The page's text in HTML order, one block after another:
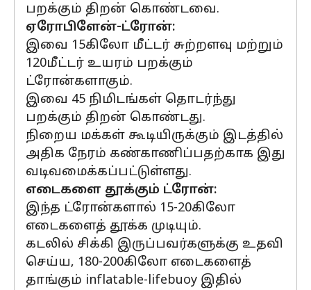
பறக்கும் திறன் கொண்டவை.
ஏரோபிளேன்-ட்ரோன்:
இவை 15கிலோ மீட்டர் சுற்றளவு மற்றும்
120மீட்டர் உயரம் பறக்கும்
ட்ரோன்களாகும்.
இவை 45 நிமிடங்கள் தொடர்ந்து
பறக்கும் திறன் கொண்டது.
நிறைய மக்கள் கூடியிருக்கும் இடத்தில்
அதிக நேரம் கண்காணிப்பதற்காக இது
வடிவமைக்கப்பட்டுள்ளது.
எடைகளை தூக்கும் ட்ரோன்:
இந்த ட்ரோன்களால் 15-20கிலோ
எடைகளைத் தூக்க முடியும்.
கடலில் சிக்கி இருப்பவர்களுக்கு உதவி
செய்ய, 180-200கிலோ எடைகளைத்
தாங்கும் inflatable-lifebuoy இதில்